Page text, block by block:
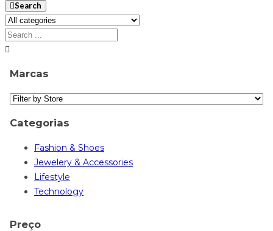
Search
Marcas
Categorias
Fashion & Shoes
Jewelery & Accessories
Lifestyle
Technology
Preço